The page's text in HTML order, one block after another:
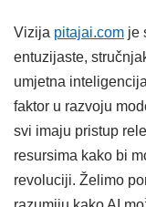
Vizija pitajai.com je
entuzijaste,
umjetna
faktor u razvoju
svi imaju pristup
resursima kako bi
revoluciji. Želimo